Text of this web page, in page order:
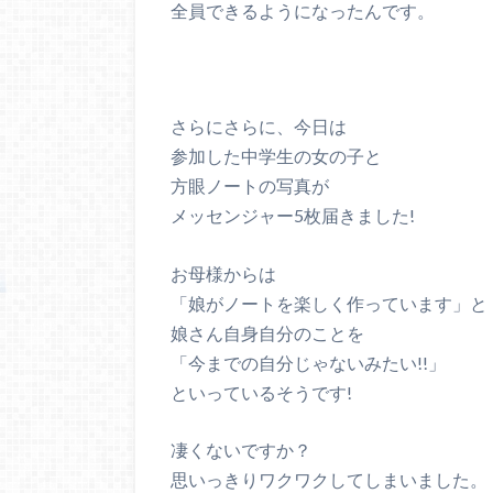
全員できるようになったんです。
さらにさらに、今日は
参加した中学生の女の子と
方眼ノートの写真が
メッセンジャー5枚届きました!
お母様からは
「娘がノートを楽しく作っています」と
娘さん自身自分のことを
「今までの自分じゃないみたい!!」
といっているそうです!
凄くないですか？
思いっきりワクワクしてしまいました。